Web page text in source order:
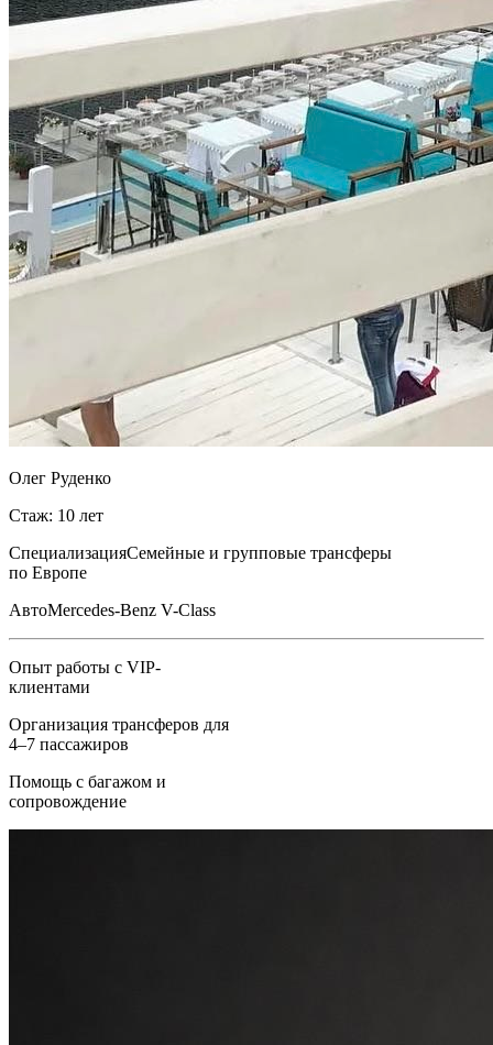
Олег Руденко
Стаж: 10 лет
СпециализацияСемейные и групповые трансферы
по Европе
АвтоMercedes-Benz V-Class
Опыт работы с VIP-
клиентами
Организация трансферов для
4–7 пассажиров
Помощь с багажом и
сопровождение